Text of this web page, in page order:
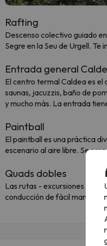
Rafting
Descenso colectivo guiado
Segre en la Seu de Urgell.
Entrada general
El centro termal Caldea es
saunas, jacuzzis, baño de
y mucho más. La entrada
Paintball
El paintball es una práctica
escenario al aire libre. Se
Quads dobles
Las rutas - excursiones con
conducción de fácil manejo.